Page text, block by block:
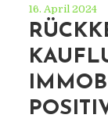
16. April 2024